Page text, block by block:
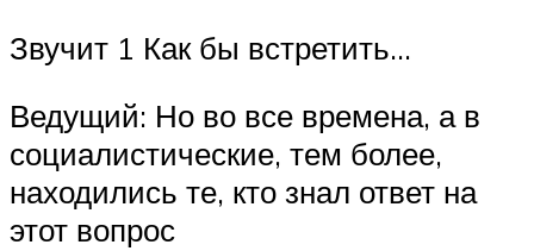
Звучит 1 Как бы встретить…
Ведущий: Но во все времена, а в
социалистические, тем более,
находились те, кто знал ответ на
этот вопрос